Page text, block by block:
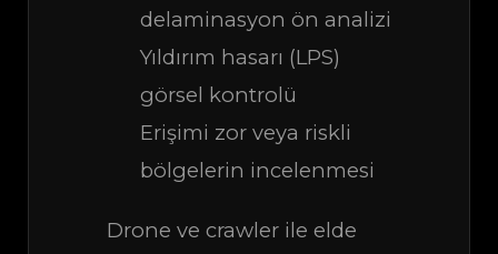
delaminasyon ön analizi
Yıldırım hasarı (LPS)
görsel kontrolü
Erişimi zor veya riskli
bölgelerin incelenmesi
Drone ve crawler ile elde